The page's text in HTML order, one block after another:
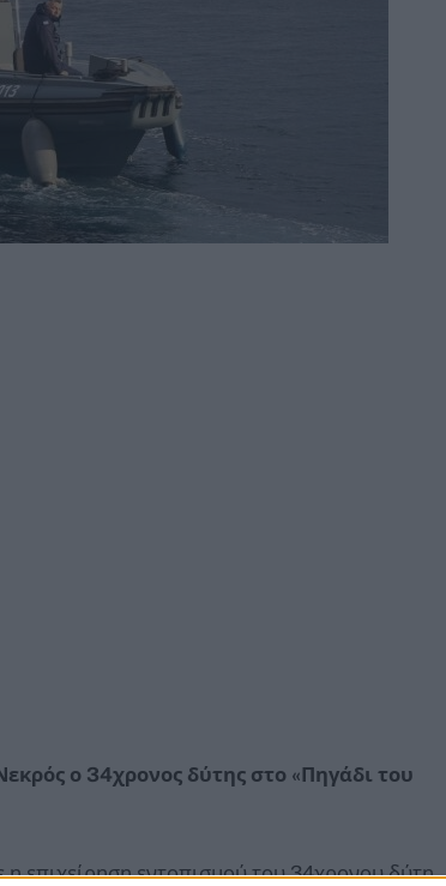
ο 34χρονος δύτης στο «Πηγάδι του
επιχείρηση εντοπισμού του 34χρονου δύτη